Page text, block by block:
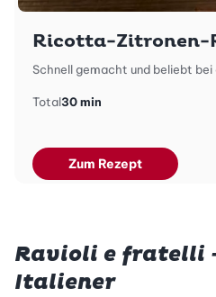
Ricotta-Zitronen-
Schnell gemacht und beliebt bei
Total30 min
Zum Rezept
Ravioli e fratelli
Italiener